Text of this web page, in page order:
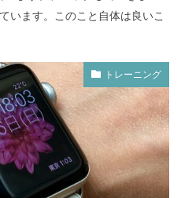
います。このこと自体は良いこ
トレーニング